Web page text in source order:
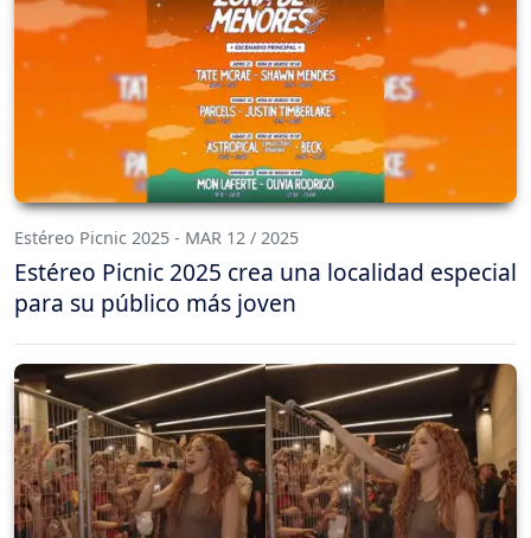
Estéreo Picnic 2025 - MAR 12 / 2025
Estéreo Picnic 2025 crea una localidad especial
para su público más joven